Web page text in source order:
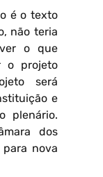
é o texto
não teria
o que
o projeto
será
e
plenário.
dos
nova